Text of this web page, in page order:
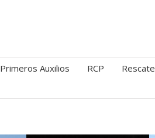
Primeros Auxilios RCP Rescate